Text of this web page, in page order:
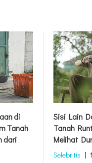
di
Tanah
dari
Sisi Lain
Tanah
Melihat
Selebritis |